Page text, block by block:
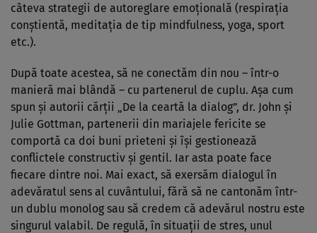
câteva strategii de autoreglare emoţională (respiraţia
conştientă, meditaţia de tip mindfulness, yoga, sport
etc.).
După toate acestea, să ne conectăm din nou – într-o
manieră mai blândă – cu partenerul de cuplu. Aşa cum
spun şi autorii cărţii „De la ceartă la dialog”, dr. John şi
Julie Gottman, partenerii din mariajele fericite se
comportă ca doi buni prieteni şi îşi gestionează
conflictele constructiv şi gentil. Iar asta poate face
fiecare dintre noi. Mai exact, să exersăm dialogul în
adevăratul sens al cuvântului, fără să ne cantonăm într-
un dublu monolog sau să credem că adevărul nostru este
singurul valabil. De regulă, în situaţii de stres, unul